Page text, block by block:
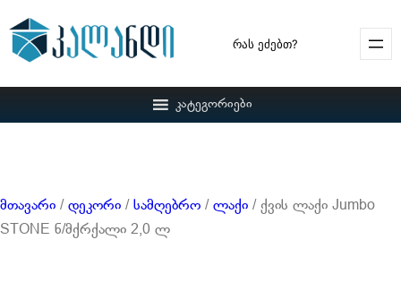
Search
კატეგორიები
მთავარი / დეკორი / სამღებრო / ლაქი / ქვის ლაქი Jumbo
STONE ნ/მქრქალი 2,0 ლ